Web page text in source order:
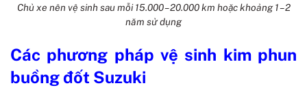
Chủ xe nên vệ sinh sau mỗi 15.000 – 20.000 km hoặc khoảng 1 – 2
năm sử dụng
Các phương pháp vệ sinh kim phun
buồng đốt Suzuki